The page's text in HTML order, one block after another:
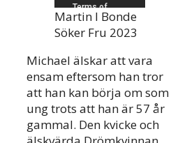
Martin I Bonde
Söker Fru 2023
Michael älskar att vara
ensam eftersom han tror
att han kan börja om som
ung trots att han är 57 år
gammal. Den kvicke och